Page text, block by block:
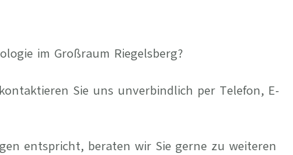
im Großraum Riegelsberg?
Sie uns unverbindlich per Telefon, E-
entspricht, beraten wir Sie gerne zu weiteren